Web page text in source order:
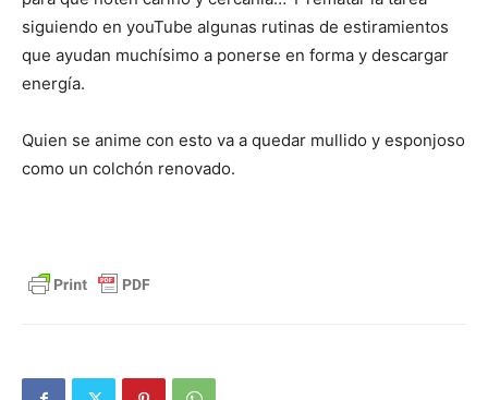
siguiendo en youTube algunas rutinas de estiramientos
que ayudan muchísimo a ponerse en forma y descargar
energía.
Quien se anime con esto va a quedar mullido y esponjoso
como un colchón renovado.